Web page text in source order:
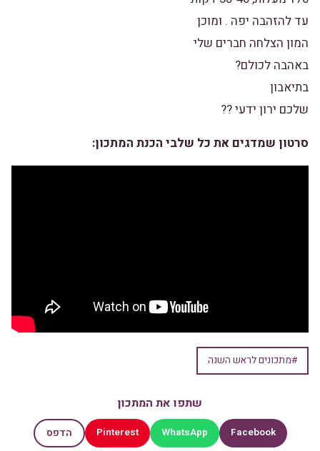
עד להזהבה יפה . ומוכן
המון הצלחה חברים שלי
באהבה לכולם?
בתיאבון
שלכם ירון ידעי ??
סרטון שמדגים את כל שלבי הכנת המתכון:
#מתכונים לראש השנה
שתפו את המתכון
Facebook
WhatsApp
Pinterest הדפס